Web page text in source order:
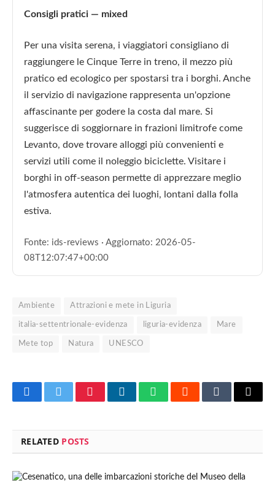
Consigli pratici — mixed
Per una visita serena, i viaggiatori consigliano di
raggiungere le Cinque Terre in treno, il mezzo più
pratico ed ecologico per spostarsi tra i borghi. Anche
il servizio di navigazione rappresenta un'opzione
affascinante per godere la costa dal mare. Si
suggerisce di soggiornare in frazioni limitrofe come
Levanto, dove trovare alloggi più convenienti e
servizi utili come il noleggio biciclette. Visitare i
borghi in off-season permette di apprezzare meglio
l'atmosfera autentica dei luoghi, lontani dalla folla
estiva.
Fonte: ids-reviews · Aggiornato: 2026-05-
08T12:07:47+00:00
Ambiente Attrazioni e mete in Liguria
italia-settentrionale-evidenza liguria-evidenza Mare
Mete top Natura UNESCO
FacebookTwitterPinterestLinkedInWhatsAppRedditTumblrEmail
RELATED POSTS